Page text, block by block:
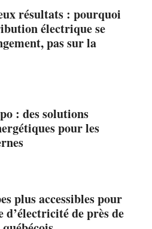
résultats : pourquoi
électrique se
pas sur la
: des solutions
pour les
plus accessibles pour
de près de